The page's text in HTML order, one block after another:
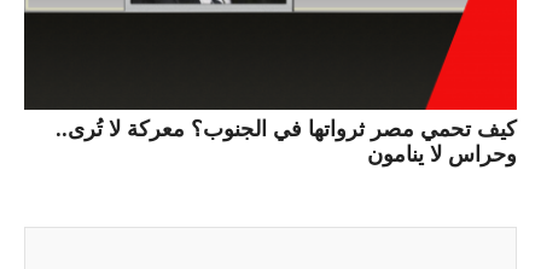
كيف تحمي مصر ثرواتها في الجنوب؟ معركة لا تُرى..
وحراس لا ينامون